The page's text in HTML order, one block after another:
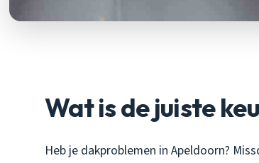
Wat is de juiste
Heb je dakproblemen in Apeldoorn?